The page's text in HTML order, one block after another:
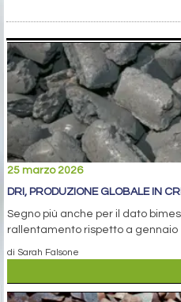
25 marzo 2026
DRI, PRODUZIONE GLOBALE IN
Segno più anche per il dato
rallentamento rispetto a gennaio
di Sarah Falsone